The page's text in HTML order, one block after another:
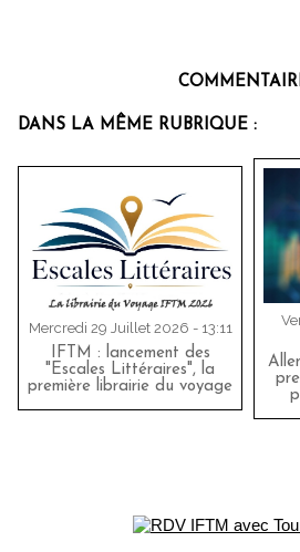
DANS LA MÊME RUBRIQUE :
Mercredi 29 Juillet 2026 - 13:11
IFTM : lancement des
"Escales Littéraires", la
première librairie du voyage